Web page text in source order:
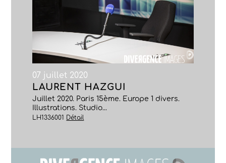
07 juillet 2020
LAURENT HAZGUI
Juillet 2020. Paris 15ème. Europe 1 divers.
Illustrations. Studio...
LH1336001 Détail